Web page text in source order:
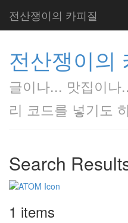
전산쟁이의 카피질
전산쟁이의
글이나... 맛집이나
리 코드를 넣기도
Search
1 items